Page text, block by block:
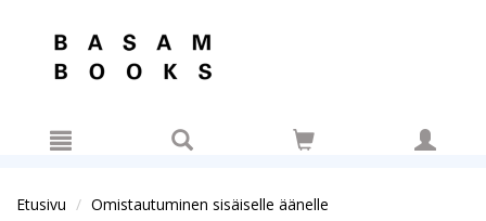
Etusivu Omistautuminen sisäiselle äänelle